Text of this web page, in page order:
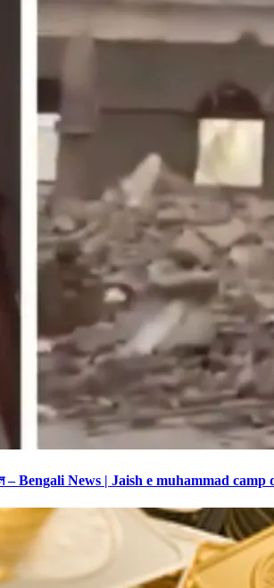
হয়ে গেল – Bengali News | Jaish e